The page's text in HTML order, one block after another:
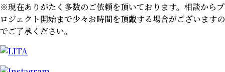
※現在ありがたく多数のご依頼を頂いております。 相談からプ
ロジェクト開始まで少々お時間を頂戴する場合がございますの
でご了承ください。